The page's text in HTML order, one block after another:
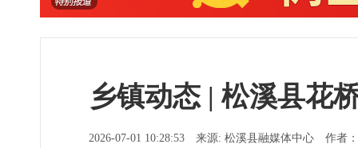
乡镇动态 | 松溪县花
2026-07-01 10:28:53 来源: 松溪县融媒体中心 作者